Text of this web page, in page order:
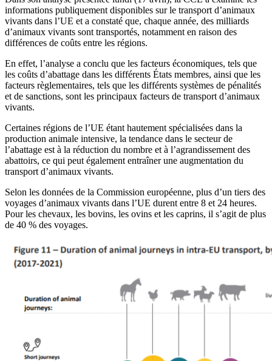
informations publiquement disponibles sur le transport d’animaux
vivants dans l’UE et a constaté que, chaque année, des milliards
d’animaux vivants sont transportés, notamment en raison des
différences de coûts entre les régions.
En effet, l’analyse a conclu que les facteurs économiques, tels que
les coûts d’abattage dans les différents États membres, ainsi que les
facteurs règlementaires, tels que les différents systèmes de pénalités
et de sanctions, sont les principaux facteurs de transport d’animaux
vivants.
Certaines régions de l’UE étant hautement spécialisées dans la
production animale intensive, la tendance dans le secteur de
l’abattage est à la réduction du nombre et à l’agrandissement des
abattoirs, ce qui peut également entraîner une augmentation du
transport d’animaux vivants.
Selon les données de la Commission européenne, plus d’un tiers des
voyages d’animaux vivants dans l’UE durent entre 8 et 24 heures.
Pour les chevaux, les bovins, les ovins et les caprins, il s’agit de plus
de 40 % des voyages.